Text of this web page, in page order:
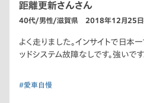
距離更新さんさん
40代/男性/滋賀県 2018年12月25日
よく走りました。インサイトで日本
ッドシステム故障なしです。強いです
#愛車自慢